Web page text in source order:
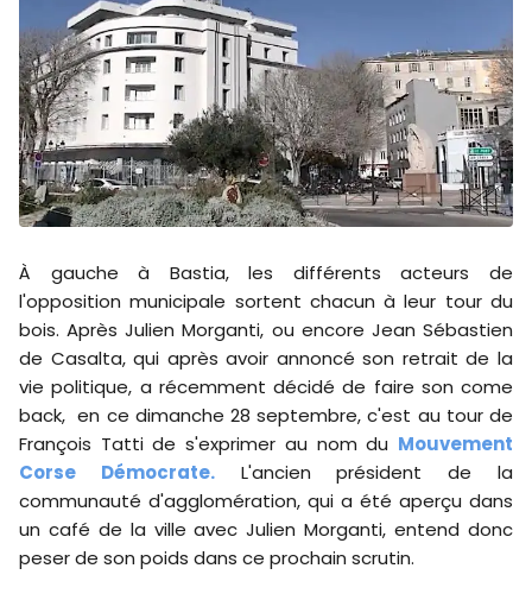
À gauche à Bastia, les différents acteurs de
l'opposition municipale sortent chacun à leur tour du
bois. Après Julien Morganti, ou encore Jean Sébastien
de Casalta, qui après avoir annoncé son retrait de la
vie politique, a récemment décidé de faire son come
back, en ce dimanche 28 septembre, c'est au tour de
François Tatti de s'exprimer au nom du Mouvement
Corse Démocrate.L'ancien président de la
communauté d'agglomération, qui a été aperçu dans
un café de la ville avec Julien Morganti, entend donc
peser de son poids dans ce prochain scrutin.